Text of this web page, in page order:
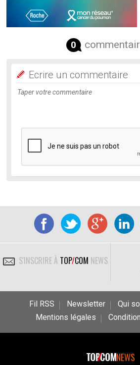
0
Ecrire un commentaire
S'INSCRIRE À TOP/COM NEWS
Fil RSS Newsletter
Qui
Mentions légales
NEWS